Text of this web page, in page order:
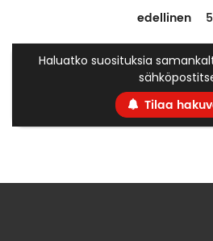
edellinen 5
Haluatko suosituksia
Tilaa